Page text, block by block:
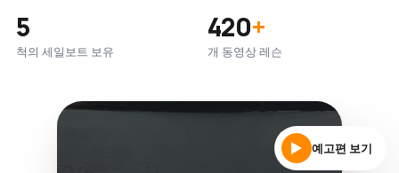
5
척의 세일보트 보유
420+
개 동영상 레슨
예고편 보기